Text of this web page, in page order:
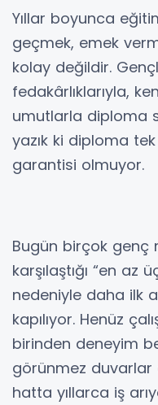
Yıllar boyunca
geçmek, emek
kolay değildir.
fedakârlıklarıyla,
umutlarla diploma
yazık ki diploma
garantisi olmuyor.
Bugün birçok genç
karşılaştığı “en az
nedeniyle daha ilk
kapılıyor. Henüz
birinden deneyim
görünmez duvarlar
hatta yıllarca iş